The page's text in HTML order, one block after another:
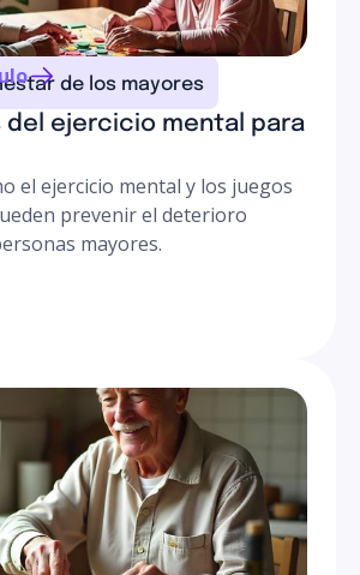
de los mayores
del ejercicio mental para
el ejercicio mental y los juegos
prevenir el deterioro
mayores.